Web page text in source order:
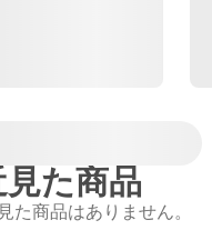
た商品
た商品はありません。